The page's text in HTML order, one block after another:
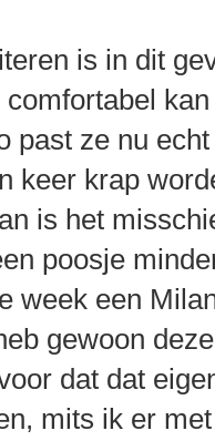
is in dit
comfortabel
past ze nu
keer krap
is het
poosje
week een
gewoon
dat dat
mits ik er